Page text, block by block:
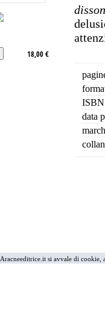
18,00 €
data
Aracneeditrice.it si avvale di